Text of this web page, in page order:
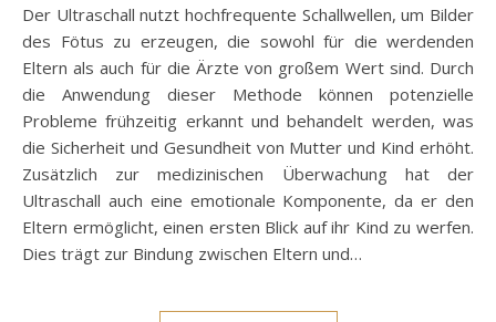
Der Ultraschall nutzt hochfrequente Schallwellen, um Bilder
des Fötus zu erzeugen, die sowohl für die werdenden
Eltern als auch für die Ärzte von großem Wert sind. Durch
die Anwendung dieser Methode können potenzielle
Probleme frühzeitig erkannt und behandelt werden, was
die Sicherheit und Gesundheit von Mutter und Kind erhöht.
Zusätzlich zur medizinischen Überwachung hat der
Ultraschall auch eine emotionale Komponente, da er den
Eltern ermöglicht, einen ersten Blick auf ihr Kind zu werfen.
Dies trägt zur Bindung zwischen Eltern und…